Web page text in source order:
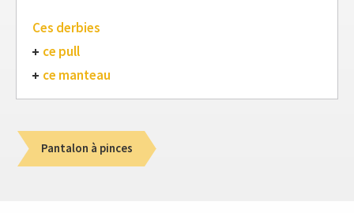
Ces derbies
ce pull
ce manteau
Pantalon à pinces